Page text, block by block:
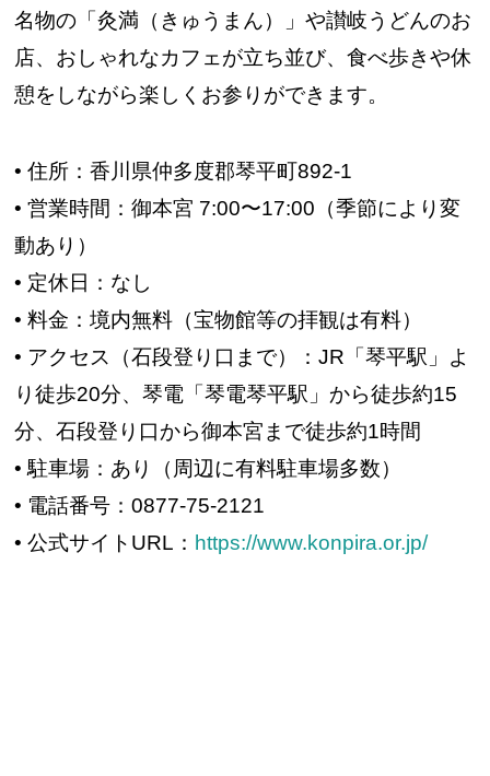
名物の「灸満（きゅうまん）」や讃岐うどんのお
店、おしゃれなカフェが立ち並び、食べ歩きや休
憩をしながら楽しくお参りができます。
• 住所：香川県仲多度郡琴平町892-1
• 営業時間：御本宮 7:00〜17:00（季節により変
動あり）
• 定休日：なし
• 料金：境内無料（宝物館等の拝観は有料）
• アクセス（石段登り口まで）：JR「琴平駅」よ
り徒歩20分、琴電「琴電琴平駅」から徒歩約15
分、石段登り口から御本宮まで徒歩約1時間
• 駐車場：あり（周辺に有料駐車場多数）
• 電話番号：0877-75-2121
• 公式サイトURL： https://www.konpira.or.jp/